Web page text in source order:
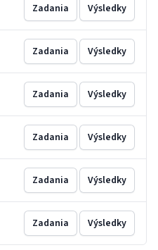
Zadania Výsledky
Zadania Výsledky
Zadania Výsledky
Zadania Výsledky
Zadania Výsledky
Zadania Výsledky